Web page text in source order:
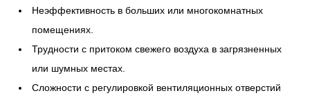
Неэффективность в больших или многокомнатных
помещениях.
Трудности с притоком свежего воздуха в загрязненных
или шумных местах.
Сложности с регулировкой вентиляционных отверстий